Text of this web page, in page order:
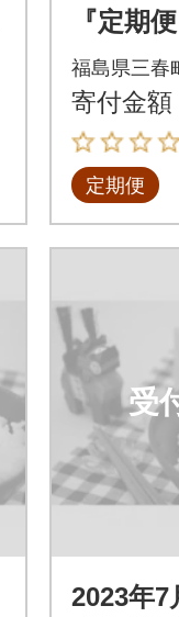
『定期
シヒカ
福島県三春
寄付金額
定期便
受
2023年7